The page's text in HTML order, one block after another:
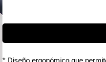
* Diseño ergonómico que